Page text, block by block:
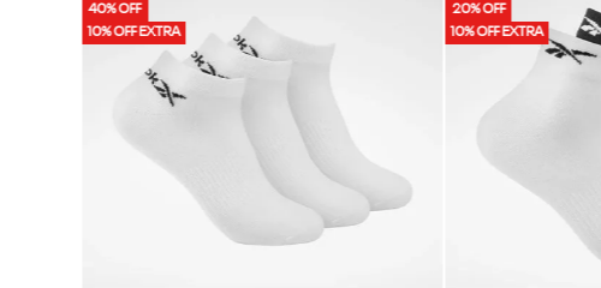
40% OFF
10% OFF EXTRA
20% OFF
10% OFF EXTRA